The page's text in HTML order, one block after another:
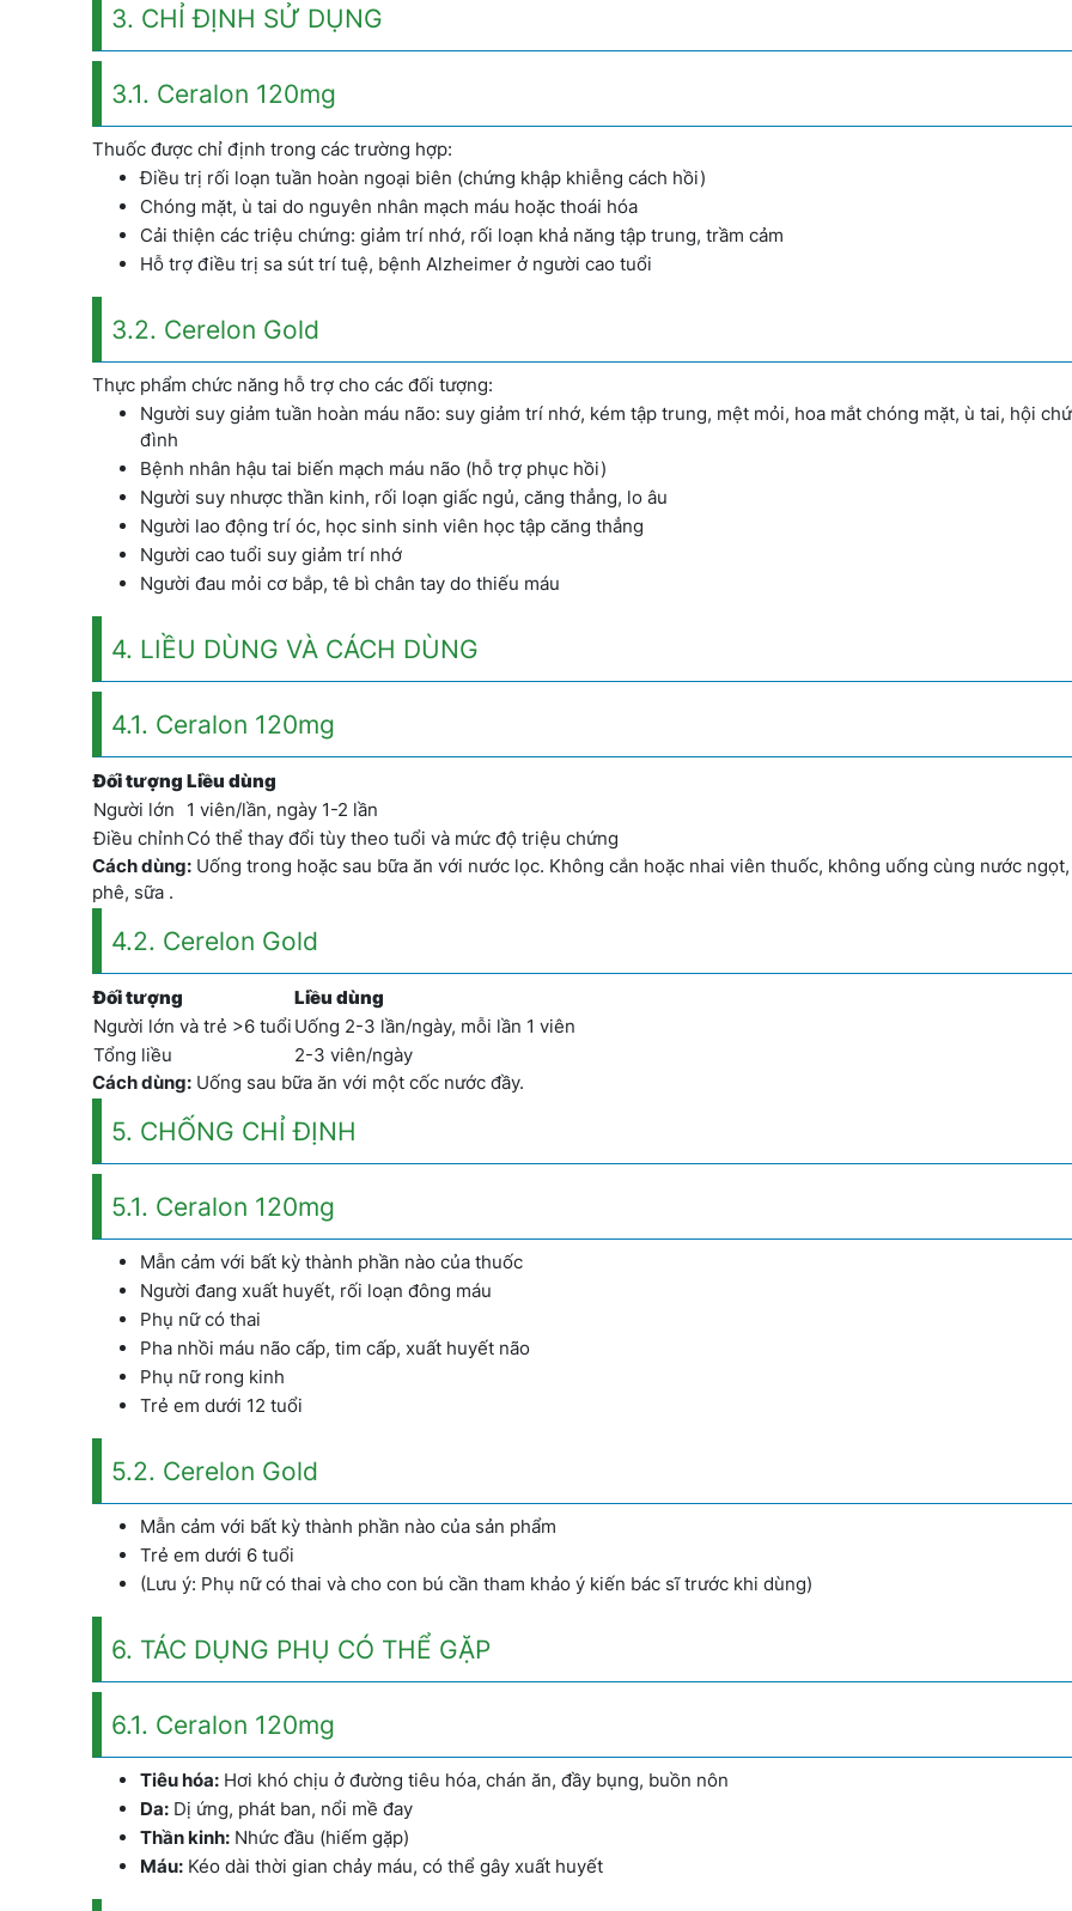
3. CHỈ ĐỊNH SỬ DỤNG
3.1. Ceralon 120mg
Thuốc được chỉ định trong các trường hợp:
Điều trị rối loạn tuần hoàn ngoại biên (chứng khập khiễng cách hồi)
Chóng mặt, ù tai do nguyên nhân mạch máu hoặc thoái hóa
Cải thiện các triệu chứng: giảm trí nhớ, rối loạn khả năng tập trung, trầm cảm
Hỗ trợ điều trị sa sút trí tuệ, bệnh Alzheimer ở người cao tuổi
3.2. Cerelon Gold
Thực phẩm chức năng hỗ trợ cho các đối tượng:
Người suy giảm tuần hoàn máu não: suy giảm trí nhớ, kém tập trung, mệt mỏi, hoa mắt chóng mặt, ù tai, hội
đình
Bệnh nhân hậu tai biến mạch máu não (hỗ trợ phục hồi)
Người suy nhược thần kinh, rối loạn giấc ngủ, căng thẳng, lo âu
Người lao động trí óc, học sinh sinh viên học tập căng thẳng
Người cao tuổi suy giảm trí nhớ
Người đau mỏi cơ bắp, tê bì chân tay do thiếu máu
4. LIỀU DÙNG VÀ CÁCH DÙNG
4.1. Ceralon 120mg
Đối tượng Liều dùng
Người lớn
1 viên/lần, ngày 1-2 lần
Điều chỉnh Có thể thay đổi tùy theo tuổi và mức độ triệu chứng
Cách dùng: Uống trong hoặc sau bữa ăn với nước lọc. Không cắn hoặc nhai viên thuốc, không uống cùng nước
phê, sữa .
4.2. Cerelon Gold
Đối tượng
Liều dùng
Người lớn và trẻ >6 tuổi Uống 2-3 lần/ngày, mỗi lần 1 viên
Tổng liều
2-3 viên/ngày
Cách dùng: Uống sau bữa ăn với một cốc nước đầy.
5. CHỐNG CHỈ ĐỊNH
5.1. Ceralon 120mg
Mẫn cảm với bất kỳ thành phần nào của thuốc
Người đang xuất huyết, rối loạn đông máu
Phụ nữ có thai
Pha nhồi máu não cấp, tim cấp, xuất huyết não
Phụ nữ rong kinh
Trẻ em dưới 12 tuổi
5.2. Cerelon Gold
Mẫn cảm với bất kỳ thành phần nào của sản phẩm
Trẻ em dưới 6 tuổi
(Lưu ý: Phụ nữ có thai và cho con bú cần tham khảo ý kiến bác sĩ trước khi dùng)
6. TÁC DỤNG PHỤ CÓ THỂ GẶP
6.1. Ceralon 120mg
Tiêu hóa: Hơi khó chịu ở đường tiêu hóa, chán ăn, đầy bụng, buồn nôn
Da: Dị ứng, phát ban, nổi mề đay
Thần kinh: Nhức đầu (hiếm gặp)
Máu: Kéo dài thời gian chảy máu, có thể gây xuất huyết